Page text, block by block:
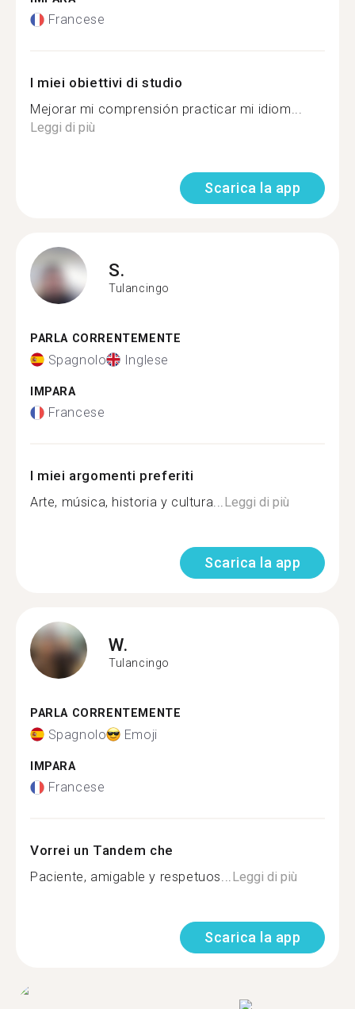
Francese
I miei obiettivi di studio
Mejorar mi comprensión practicar mi idiom...
Leggi di più
Scarica la app
S.
Tulancingo
PARLA CORRENTEMENTE
Spagnolo Inglese
IMPARA
Francese
I miei argomenti preferiti
Arte, música, historia y cultura...Leggi di più
Scarica la app
W.
Tulancingo
PARLA CORRENTEMENTE
Spagnolo Emoji
IMPARA
Francese
Vorrei un Tandem che
Paciente, amigable y respetuos...Leggi di più
Scarica la app